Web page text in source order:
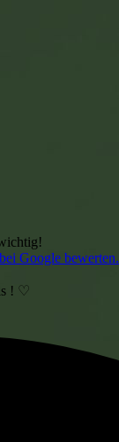
Google bewerten.
! ♡